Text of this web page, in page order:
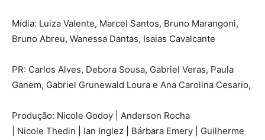
Mídia: Luiza Valente, Marcel Santos, Bruno Marangoni,
Bruno Abreu, Wanessa Dantas, Isaias Cavalcante
PR: Carlos Alves, Debora Sousa, Gabriel Veras, Paula
Ganem, Gabriel Grunewald Loura e Ana Carolina Cesario,
Produção: Nicole Godoy | Anderson Rocha
| Nicole Thedin | Ian Inglez | Bárbara Emery | Guilherme